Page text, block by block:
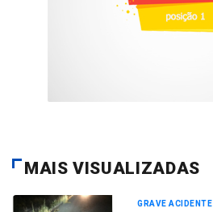
MAIS VISUALIZADAS
GRAVE ACIDENTE